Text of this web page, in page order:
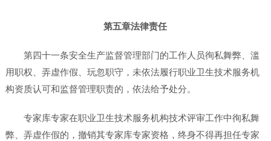
第五章法律责任
第四十一条安全生产监督管理部门的工作人员徇私舞弊、滥
用职权、弄虚作假、玩忽职守，未依法履行职业卫生技术服务机
构资质认可和监督管理职责的，依法给予处分。
专家库专家在职业卫生技术服务机构技术评审工作中徇私舞
弊、弄虚作假的，撤销其专家库专家资格，终身不得再担任专家